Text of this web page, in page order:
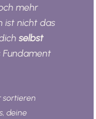
mehr
ist nicht das
selbst
Fundament
sortieren
deine